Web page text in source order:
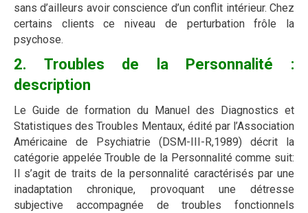
sans d’ailleurs avoir conscience d’un conflit intérieur. Chez
certains clients ce niveau de perturbation frôle la
psychose.
2. Troubles de la Personnalité :
description
Le Guide de formation du Manuel des Diagnostics et
Statistiques des Troubles Mentaux, édité par l’Association
Américaine de Psychiatrie (DSM-III-R,1989) décrit la
catégorie appelée Trouble de la Personnalité comme suit:
Il s’agit de traits de la personnalité caractérisés par une
inadaptation chronique, provoquant une détresse
subjective accompagnée de troubles fonctionnels